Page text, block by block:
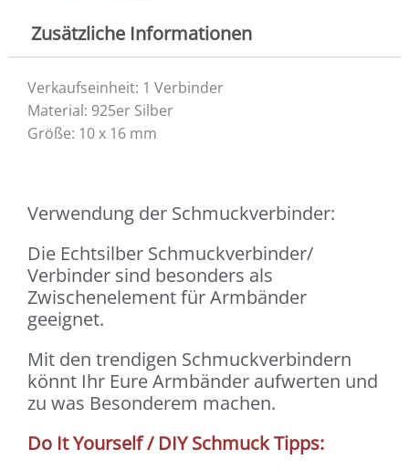
Zusätzliche Informationen
Verkaufseinheit: 1 Verbinder
Material: 925er Silber
Größe: 10 x 16 mm
Verwendung der Schmuckverbinder:
Die Echtsilber Schmuckverbinder/
Verbinder sind besonders als
Zwischenelement für Armbänder
geeignet.
Mit den trendigen Schmuckverbindern
könnt Ihr Eure Armbänder aufwerten und
zu was Besonderem machen.
Do It Yourself / DIY Schmuck Tipps: